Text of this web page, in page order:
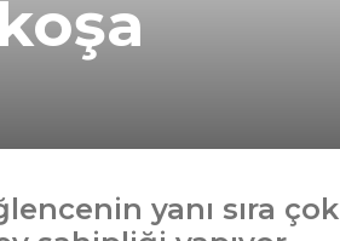
yanı sıra çok